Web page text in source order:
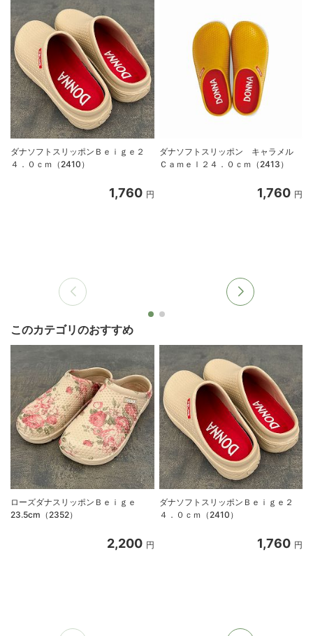
ダナソフトスリッポンＢｅｉｇｅ２
４．０ｃｍ（2410）
1,760 円
ダナソフトスリッポン キャラメル
Ｃａｍｅｌ２４．０ｃｍ（2413）
1,760 円
このカテゴリのおすすめ
ローズダナスリッポンＢｅｉｇｅ
23.5cm（2352）
2,200 円
ダナソフトスリッポンＢｅｉｇｅ２
４．０ｃｍ（2410）
1,760 円